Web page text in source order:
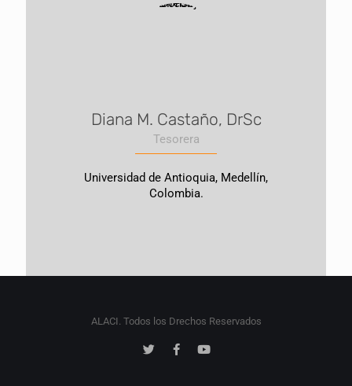
Diana M. Castaño, DrSc
Tesorera
Universidad de Antioquia, Medellín,
Colombia.
ALACI. Todos los Drechos Reservados